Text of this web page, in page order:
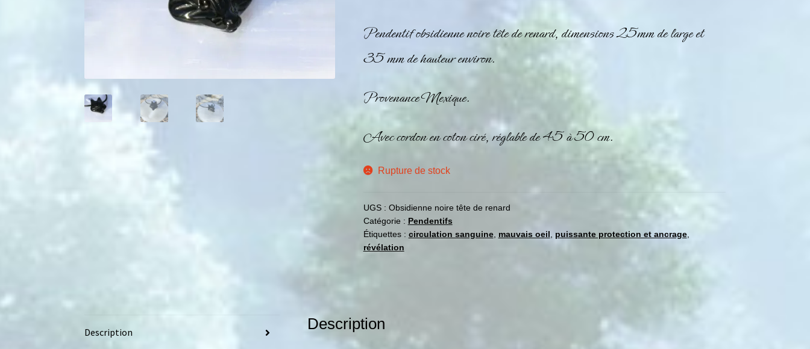
Pendentif obsidienne noire tête de renard, dimensions 25mm de large et
35 mm de hauteur environ.
Provenance Mexique.
Avec cordon en coton ciré, réglable de 45 à 50 cm.
Rupture de stock
UGS : Obsidienne noire tête de renard
Catégorie : Pendentifs
Étiquettes : circulation sanguine, mauvais oeil puissante protection et ancrage,
révélation
Description Description